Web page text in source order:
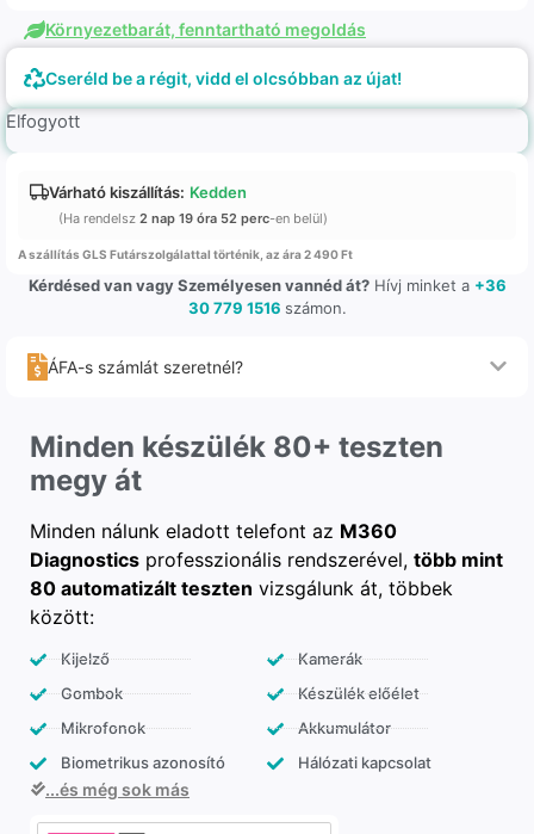
Környezetbarát, fenntartható megoldás
Cseréld be a régit, vidd el olcsóbban az újat!
Elfogyott
Várható kiszállítás: Kedden
(Ha rendelsz 2 nap 19 óra 52 perc-en belül)
A szállítás GLS Futárszolgálattal történik, az ára 2 490 Ft
Kérdésed van vagy Személyesen vannéd át?Hívj minket a +36
30 779 1516 számon.
ÁFA-s számlát szeretnél?
Minden készülék 80+ teszten
megy át
Minden nálunk eladott telefont az M360
Diagnostics professzionális rendszerével, több mint
80 automatizált teszten vizsgálunk át, többek
között:
Kijelző
Gombok
Mikrofonok
Biometrikus azonosító
Kamerák
Készülék előélet
Akkumulátor
Hálózati kapcsolat
...és még sok más